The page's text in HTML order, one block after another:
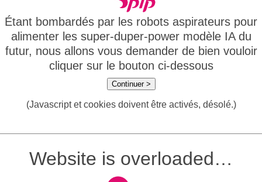
Étant bombardés par les robots aspirateurs pour
alimenter les super-duper-power modèle IA du
futur, nous allons vous demander de bien vouloir
cliquer sur le bouton ci-dessous
Continuer >
(Javascript et cookies doivent être activés, désolé.)
Website is overloaded…